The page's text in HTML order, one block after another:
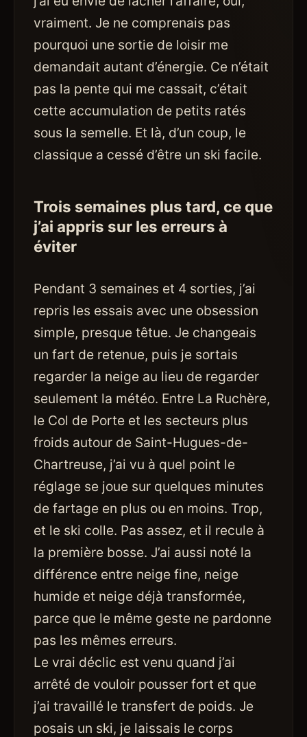
vraiment. Je ne comprenais pas
pourquoi une sortie de loisir me
demandait autant d’énergie. Ce n’était
pas la pente qui me cassait, c’était
cette accumulation de petits ratés
sous la semelle. Et là, d’un coup, le
classique a cessé d’être un ski facile.
Trois semaines plus tard, ce que
j’ai appris sur les erreurs à
éviter
Pendant 3 semaines et 4 sorties, j’ai
repris les essais avec une obsession
simple, presque têtue. Je changeais
un fart de retenue, puis je sortais
regarder la neige au lieu de regarder
seulement la météo. Entre La Ruchère,
le Col de Porte et les secteurs plus
froids autour de Saint-Hugues-de-
Chartreuse, j’ai vu à quel point le
réglage se joue sur quelques minutes
de fartage en plus ou en moins. Trop,
et le ski colle. Pas assez, et il recule à
la première bosse. J’ai aussi noté la
différence entre neige fine, neige
humide et neige déjà transformée,
parce que le même geste ne pardonne
pas les mêmes erreurs.
Le vrai déclic est venu quand j’ai
arrêté de vouloir pousser fort et que
j’ai travaillé le transfert de poids. Je
posais un ski, je laissais le corps